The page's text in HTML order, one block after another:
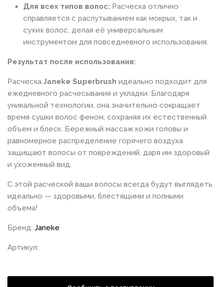
Для всех типов волос: Расческа отлично
справляется с распутыванием как мокрых, так и
сухих волос, делая её универсальным
инструментом для повседневного использования.
Результат после использования:
Расческа Janeke Superbrush идеально подходит для
ежедневного расчесывания и укладки. Благодаря
уникальной технологии, она значительно сокращает
время сушки волос феном, сохраняя их естественный
объем и блеск. Бережный массаж кожи головы и
равномерное распределение горячего воздуха
защищают волосы от повреждений, даря им здоровый
и ухоженный вид.
С этой расческой ваши волосы всегда будут выглядеть
идеально — здоровыми, блестящими и полными
объема!
Бренд: Janeke
Артикул: